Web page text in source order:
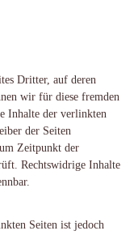
Dritter, auf deren
wir für diese fremden
Inhalte der verlinkten
der Seiten
Zeitpunkt der
Rechtswidrige Inhalte
Seiten ist jedoch